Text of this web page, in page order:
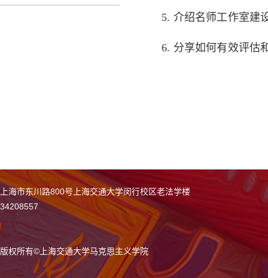
5. 介绍名师工作室建
6. 分享如何有效评估
上海市东川路800号上海交通大学闵行校区老法学楼
34208557
版权所有© 上海交通大学马克思主义学院